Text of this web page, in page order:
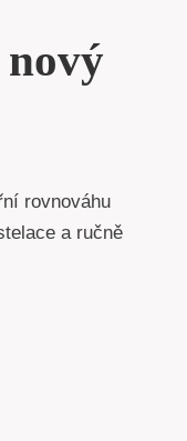
rovnováhu
a ručně